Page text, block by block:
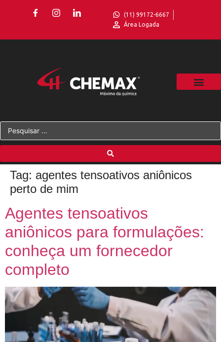
(11) 99172-6667
Área Logada
Tag: agentes tensoativos aniônicos
perto de mim
Agentes tensoativos
aniônicos para formulações:
conheça um fornecedor
completo